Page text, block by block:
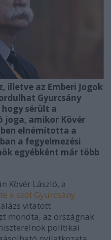
illetve az Emberi Jogok
Gyurcsány
sérült a
joga, amikor Kövér
elnémította a
a fegyelmezési
egyébként már több
Kövér László, a
a szót Gyurcsány
vitatott
mondta, az országnak
politikai